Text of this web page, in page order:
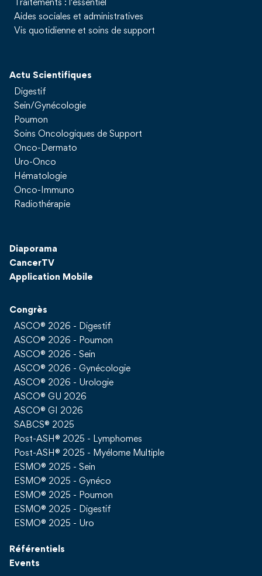
Traitements : l'essentiel
Aides sociales et administratives
Vis quotidienne et soins de support
Actu Scientifiques
Digestif
Sein/Gynécologie
Poumon
Soins Oncologiques de Support
Onco-Dermato
Uro-Onco
Hématologie
Onco-Immuno
Radiothérapie
Diaporama
CancerTV
Application Mobile
Congrès
ASCO® 2026 - Digestif
ASCO® 2026 - Poumon
ASCO® 2026 - Sein
ASCO® 2026 - Gynécologie
ASCO® 2026 - Urologie
ASCO® GU 2026
ASCO® GI 2026
SABCS® 2025
Post-ASH® 2025 - Lymphomes
Post-ASH® 2025 - Myélome Multiple
ESMO® 2025 - Sein
ESMO® 2025 - Gynéco
ESMO® 2025 - Poumon
ESMO® 2025 - Digestif
ESMO® 2025 - Uro
Référentiels
Events